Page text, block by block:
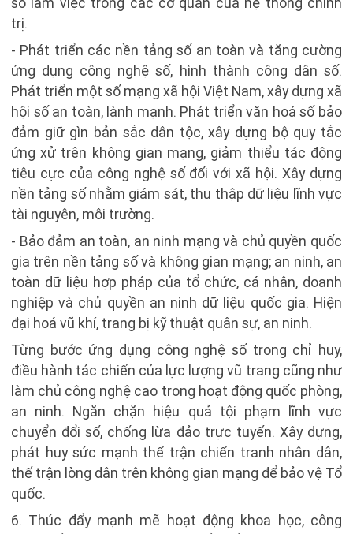
trị.
- Phát triển các nền tảng số an toàn và tăng cường
ứng dụng công nghệ số, hình thành công dân số.
Phát triển một số mạng xã hội Việt Nam, xây dựng xã
hội số an toàn, lành mạnh. Phát triển văn hoá số bảo
đảm giữ gìn bản sắc dân tộc, xây dựng bộ quy tắc
ứng xử trên không gian mạng, giảm thiểu tác động
tiêu cực của công nghệ số đối với xã hội. Xây dựng
nền tảng số nhằm giám sát, thu thập dữ liệu lĩnh vực
tài nguyên, môi trường.
- Bảo đảm an toàn, an ninh mạng và chủ quyền quốc
gia trên nền tảng số và không gian mạng; an ninh, an
toàn dữ liệu hợp pháp của tổ chức, cá nhân, doanh
nghiệp và chủ quyền an ninh dữ liệu quốc gia. Hiện
đại hoá vũ khí, trang bị kỹ thuật quân sự, an ninh.
Từng bước ứng dụng công nghệ số trong chỉ huy,
điều hành tác chiến của lực lượng vũ trang cũng như
làm chủ công nghệ cao trong hoạt động quốc phòng,
an ninh. Ngăn chặn hiệu quả tội phạm lĩnh vực
chuyển đổi số, chống lừa đảo trực tuyến. Xây dựng,
phát huy sức mạnh thế trận chiến tranh nhân dân,
thế trận lòng dân trên không gian mạng để bảo vệ Tổ
quốc.
6. Thúc đẩy mạnh mẽ hoạt động khoa học, công